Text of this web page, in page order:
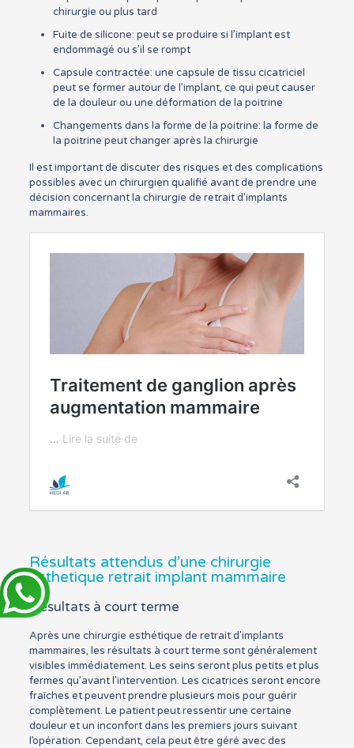
chirurgie ou plus tard
Fuite de silicone: peut se produire si l’implant est
endommagé ou s’il se rompt
Capsule contractée: une capsule de tissu cicatriciel
peut se former autour de l’implant, ce qui peut causer
de la douleur ou une déformation de la poitrine
Changements dans la forme de la poitrine: la forme de
la poitrine peut changer après la chirurgie
Il est important de discuter des risques et des complications
possibles avec un chirurgien qualifié avant de prendre une
décision concernant la chirurgie de retrait d’implants
mammaires.
Résultats attendus d’une chirurgie
esthetique retrait implant mammaire
Résultats à court terme
Après une chirurgie esthétique de retrait d’implants
mammaires, les résultats à court terme sont généralement
visibles immédiatement. Les seins seront plus petits et plus
fermes qu’avant l’intervention. Les cicatrices seront encore
fraîches et peuvent prendre plusieurs mois pour guérir
complètement. Le patient peut ressentir une certaine
douleur et un inconfort dans les premiers jours suivant
l’opération. Cependant, cela peut être géré avec des